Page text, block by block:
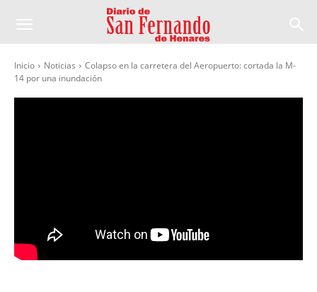
Inicio Noticias
Colapso en la carretera del Aeropuerto: cortada la M-
14 por una inundación